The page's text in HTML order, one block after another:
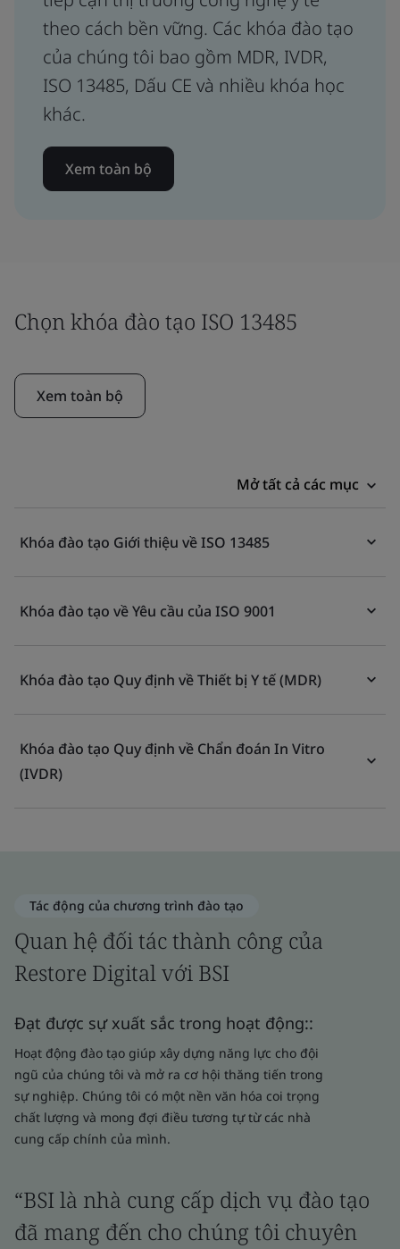
theo cách bền vững. Các khóa đào tạo
của chúng tôi bao gồm MDR, IVDR,
ISO 13485, Dấu CE và nhiều khóa học
khác.
Xem toàn bộ
Chọn khóa đào tạo ISO 13485
Xem toàn bộ
Mở tất cả các mục
Khóa đào tạo Giới thiệu về ISO 13485
Khóa đào tạo về Yêu cầu của ISO 9001
Khóa đào tạo Quy định về Thiết bị Y tế (MDR)
Khóa đào tạo Quy định về Chẩn đoán In Vitro
(IVDR)
Tác động của chương trình đào tạo
Quan hệ đối tác thành công của
Restore Digital với BSI
Đạt được sự xuất sắc trong hoạt động::
Hoạt động đào tạo giúp xây dựng năng lực cho đội
ngũ của chúng tôi và mở ra cơ hội thăng tiến trong
sự nghiệp. Chúng tôi có một nền văn hóa coi trọng
chất lượng và mong đợi điều tương tự từ các nhà
cung cấp chính của mình.
“BSI là nhà cung cấp dịch vụ đào tạo
đã mang đến cho chúng tôi chuyên